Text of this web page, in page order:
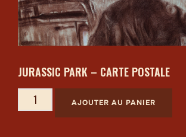
JURASSIC PARK – CARTE POSTALE
AJOUTER AU PANIER